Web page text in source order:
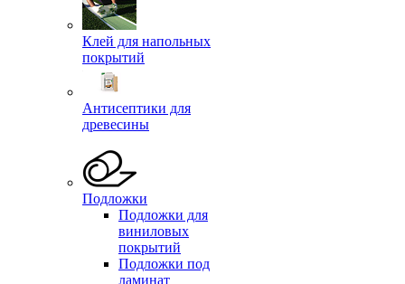
Клей для напольных
покрытий
Антисептики для
древесины
Подложки
Подложки для
виниловых
покрытий
Подложки под
ламинат